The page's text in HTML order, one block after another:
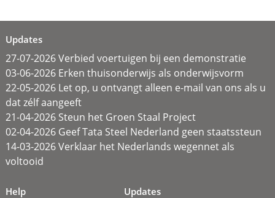
Updates
27-07-2026 Verbied voertuigen bij een demonstratie
03-06-2026 Erken thuisonderwijs als onderwijsvorm
22-05-2026 Let op, u ontvangt alleen e-mail van ons als u
dat zélf aangeeft
21-04-2026 Steun het Groen Staal Project
02-04-2026 Geef Tata Steel Nederland geen staatssteun
14-03-2026 Verklaar het Nederlands wegennet als
voltooid
Help
Updates